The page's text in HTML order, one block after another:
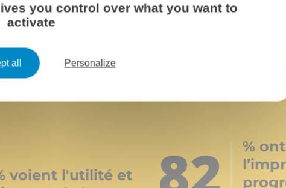
voient l'utilité et
% ont
you control over what you want to
activate
all Personalize